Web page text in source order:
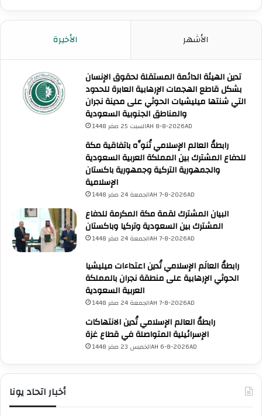
ن
"
ق
ف
ع
ه
د
ع
الأخيرة الأشهر
تدين الهيئة الدائمة المستقلة لحقوق الإنسان
بشكل قاطع الهجمات الإرهابية العابرة للحدود
التي شنتها ميليشيات الحوثي على مدينة نجران
والمناطق الجنوبية السعودية
السبت 25 صفر 1448AH 8-8-2026AD
رابطةُ العالم الإسلامي تُنوِّه باتفاقية مكة
للدفاع المشترك بين المملكة العربية السعودية
والجمهورية التركية وجمهورية باكستان
الإسلامية
الجمعة 24 صفر 1448AH 7-8-2026AD
البيان المشترك لقمة مكة المكرمة للدفاع
المشترك بين السعودية وتركيا وباكستان
الجمعة 24 صفر 1448AH 7-8-2026AD
رابطةُ العالَم الإسلامي تُدين اعتداءات ميليشيا
الحوثي الإرهابية على منطقة نجران بالمملكة
العربية السعودية
الجمعة 24 صفر 1448AH 7-8-2026AD
رابطةُ العالم الإسلامي تُدين الانتهاكات
الإسرائيلية المتواصلة في قطاع غزة
الخميس 23 صفر 1448AH 6-8-2026AD
أخبار اتحاد يونا